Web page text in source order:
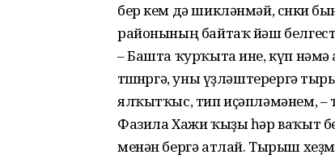
бер кем дә шикләнмәй, сөнки
районының байтаҡ йәш
– Башта ҡурҡыта ине, күп
төшөнөргә, уны үҙләштерергә
ялҡытҡыс, тип иҫәпләмәнем, –
Фазила Хажи ҡыҙы һәр ваҡыт
менән бергә атлай. Тырыш